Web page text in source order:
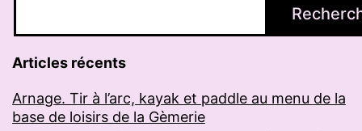
Articles récents
Arnage. Tir à l’arc, kayak et paddle au menu de la
base de loisirs de la Gèmerie